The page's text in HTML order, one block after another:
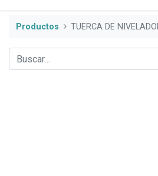
Productos TUERCA DE